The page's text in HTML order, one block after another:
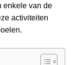
enkele van de
activiteiten